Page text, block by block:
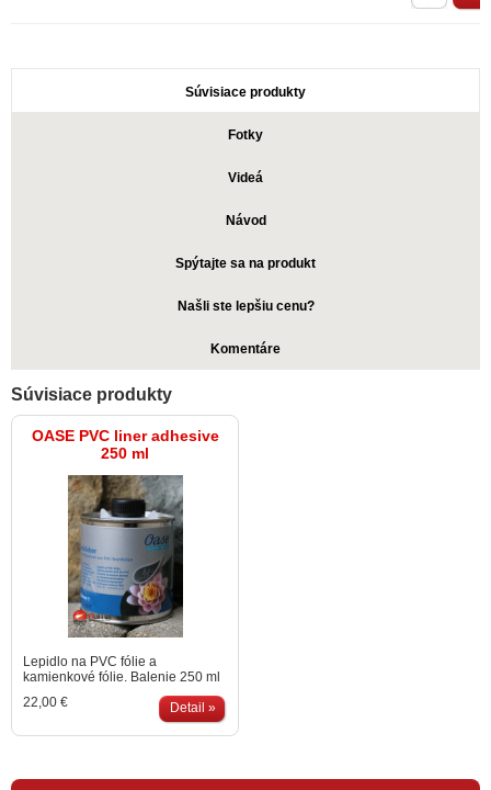
Súvisiace produkty
Fotky
Videá
Návod
Spýtajte sa na produkt
Našli ste lepšiu cenu?
Komentáre
Súvisiace produkty
OASE PVC liner adhesive
250 ml
Lepidlo na PVC fólie a
kamienkové fólie. Balenie 250 ml
22,00 €
Detail »